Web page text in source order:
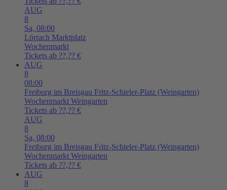
AUG
8
Sa, 08:00
Lörrach Marktplatz
Wochenmarkt
Tickets ab ??,?? €
AUG
8
08:00
Freiburg im Breisgau Fritz-Schieler-Platz (Weingarten)
Wochenmarkt Weingarten
Tickets ab ??,?? €
AUG
8
Sa, 08:00
Freiburg im Breisgau Fritz-Schieler-Platz (Weingarten)
Wochenmarkt Weingarten
Tickets ab ??,?? €
AUG
8